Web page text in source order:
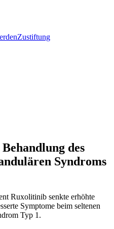
Zustiftung
des
Syndroms
Ruxolitinib senkte erhöhte
Symptome beim seltenen
Typ 1.